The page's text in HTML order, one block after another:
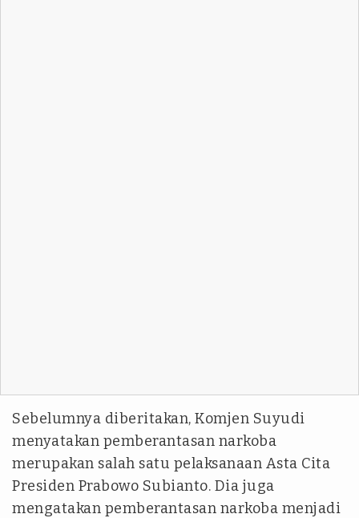
Sebelumnya diberitakan, Komjen Suyudi
menyatakan pemberantasan narkoba
merupakan salah satu pelaksanaan Asta Cita
Presiden Prabowo Subianto. Dia juga
mengatakan pemberantasan narkoba menjadi